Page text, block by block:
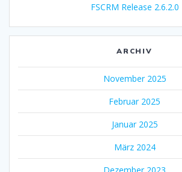
FSCRM Release 2.6.2.0
ARCHIV
November 2025
Februar 2025
Januar 2025
März 2024